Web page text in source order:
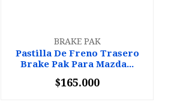
BRAKE PAK
Pastilla De Freno Trasero
Brake Pak Para Mazda...
+
$165.000